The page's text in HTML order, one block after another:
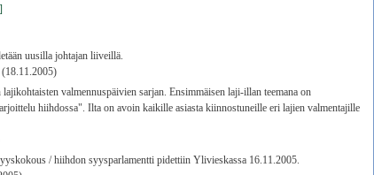
uusilla johtajan liiveillä.
(18.11.2005)
valmennuspäivien sarjan. Ensimmäisen laji-illan teemana on
hiihdossa". Ilta on avoin kaikille asiasta kiinnostuneille eri lajien valmentajille
/ hiihdon syysparlamentti pidettiin Ylivieskassa 16.11.2005.